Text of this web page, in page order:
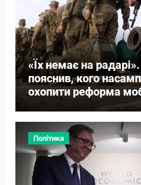
«Їх немає на
пояснив, кого
охопити реформа
Політика